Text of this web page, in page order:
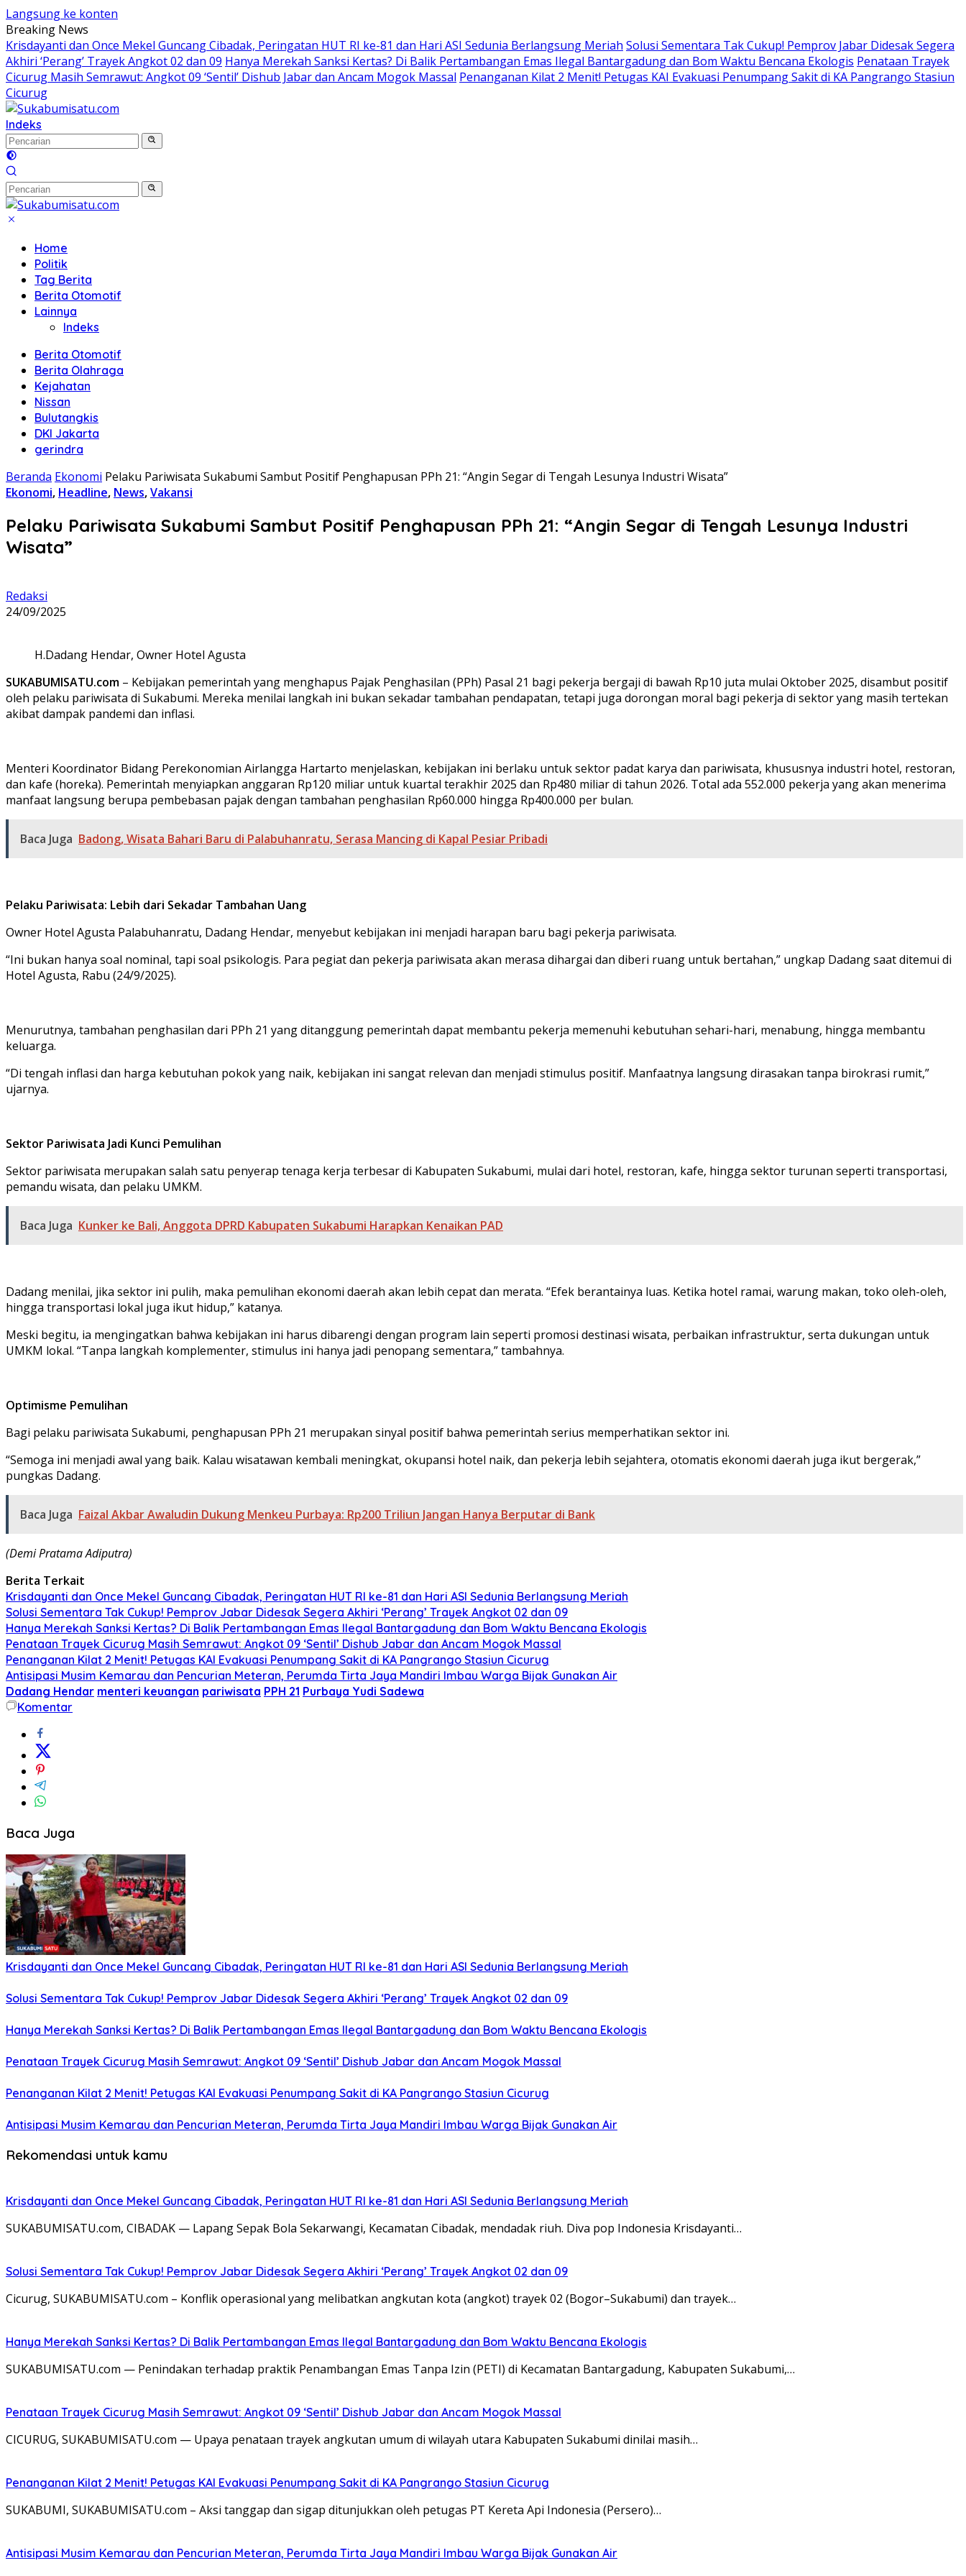
Langsung ke konten
Breaking News
Krisdayanti dan Once Mekel Guncang Cibadak, Peringatan HUT RI ke-81 dan Hari ASI Sedunia Berlangsung Meriah Solusi Sementara Tak Cukup! Pemprov Jabar Didesak Segera
Akhiri ‘Perang’ Trayek Angkot 02 dan 09 Hanya Merekah Sanksi Kertas? Di Balik Pertambangan Emas Ilegal Bantargadung dan Bom Waktu Bencana Ekologis Penataan Trayek
Cicurug Masih Semrawut: Angkot 09 ‘Sentil’ Dishub Jabar dan Ancam Mogok Massal Penanganan Kilat 2 Menit! Petugas KAI Evakuasi Penumpang Sakit di KA Pangrango Stasiun
Cicurug
Indeks
Home
Politik
Tag Berita
Berita Otomotif
Lainnya
Indeks
Berita Otomotif
Berita Olahraga
Kejahatan
Nissan
Bulutangkis
DKI Jakarta
gerindra
Beranda Ekonomi Pelaku Pariwisata Sukabumi Sambut Positif Penghapusan PPh 21: “Angin Segar di Tengah Lesunya Industri Wisata”
Ekonomi, Headline, News,Vakansi
Pelaku Pariwisata Sukabumi Sambut Positif Penghapusan PPh 21: “Angin Segar di Tengah Lesunya Industri
Wisata”
Redaksi
24/09/2025
H.Dadang Hendar, Owner Hotel Agusta
SUKABUMISATU.com – Kebijakan pemerintah yang menghapus Pajak Penghasilan (PPh) Pasal 21 bagi pekerja bergaji di bawah Rp10 juta mulai Oktober 2025, disambut positif
oleh pelaku pariwisata di Sukabumi. Mereka menilai langkah ini bukan sekadar tambahan pendapatan, tetapi juga dorongan moral bagi pekerja di sektor yang masih tertekan
akibat dampak pandemi dan inflasi.
Menteri Koordinator Bidang Perekonomian Airlangga Hartarto menjelaskan, kebijakan ini berlaku untuk sektor padat karya dan pariwisata, khususnya industri hotel, restoran,
dan kafe (horeka). Pemerintah menyiapkan anggaran Rp120 miliar untuk kuartal terakhir 2025 dan Rp480 miliar di tahun 2026. Total ada 552.000 pekerja yang akan menerima
manfaat langsung berupa pembebasan pajak dengan tambahan penghasilan Rp60.000 hingga Rp400.000 per bulan.
Baca Juga Badong, Wisata Bahari Baru di Palabuhanratu, Serasa Mancing di Kapal Pesiar Pribadi
Pelaku Pariwisata: Lebih dari Sekadar Tambahan Uang
Owner Hotel Agusta Palabuhanratu, Dadang Hendar, menyebut kebijakan ini menjadi harapan baru bagi pekerja pariwisata.
“Ini bukan hanya soal nominal, tapi soal psikologis. Para pegiat dan pekerja pariwisata akan merasa dihargai dan diberi ruang untuk bertahan,” ungkap Dadang saat ditemui di
Hotel Agusta, Rabu (24/9/2025).
Menurutnya, tambahan penghasilan dari PPh 21 yang ditanggung pemerintah dapat membantu pekerja memenuhi kebutuhan sehari-hari, menabung, hingga membantu
keluarga.
“Di tengah inflasi dan harga kebutuhan pokok yang naik, kebijakan ini sangat relevan dan menjadi stimulus positif. Manfaatnya langsung dirasakan tanpa birokrasi rumit,”
ujarnya.
Sektor Pariwisata Jadi Kunci Pemulihan
Sektor pariwisata merupakan salah satu penyerap tenaga kerja terbesar di Kabupaten Sukabumi, mulai dari hotel, restoran, kafe, hingga sektor turunan seperti transportasi,
pemandu wisata, dan pelaku UMKM.
Baca Juga Kunker ke Bali, Anggota DPRD Kabupaten Sukabumi Harapkan Kenaikan PAD
Dadang menilai, jika sektor ini pulih, maka pemulihan ekonomi daerah akan lebih cepat dan merata. “Efek berantainya luas. Ketika hotel ramai, warung makan, toko oleh-oleh,
hingga transportasi lokal juga ikut hidup,” katanya.
Meski begitu, ia mengingatkan bahwa kebijakan ini harus dibarengi dengan program lain seperti promosi destinasi wisata, perbaikan infrastruktur, serta dukungan untuk
UMKM lokal. “Tanpa langkah komplementer, stimulus ini hanya jadi penopang sementara,” tambahnya.
Optimisme Pemulihan
Bagi pelaku pariwisata Sukabumi, penghapusan PPh 21 merupakan sinyal positif bahwa pemerintah serius memperhatikan sektor ini.
“Semoga ini menjadi awal yang baik. Kalau wisatawan kembali meningkat, okupansi hotel naik, dan pekerja lebih sejahtera, otomatis ekonomi daerah juga ikut bergerak,”
pungkas Dadang.
Baca Juga Faizal Akbar Awaludin Dukung Menkeu Purbaya: Rp200 Triliun Jangan Hanya Berputar di Bank
(Demi Pratama Adiputra)
Berita Terkait
Krisdayanti dan Once Mekel Guncang Cibadak, Peringatan HUT RI ke-81 dan Hari ASI Sedunia Berlangsung Meriah
Solusi Sementara Tak Cukup! Pemprov Jabar Didesak Segera Akhiri ‘Perang’ Trayek Angkot 02 dan 09
Hanya Merekah Sanksi Kertas? Di Balik Pertambangan Emas Ilegal Bantargadung dan Bom Waktu Bencana Ekologis
Penataan Trayek Cicurug Masih Semrawut: Angkot 09 ‘Sentil’ Dishub Jabar dan Ancam Mogok Massal
Penanganan Kilat 2 Menit! Petugas KAI Evakuasi Penumpang Sakit di KA Pangrango Stasiun Cicurug
Antisipasi Musim Kemarau dan Pencurian Meteran, Perumda Tirta Jaya Mandiri Imbau Warga Bijak Gunakan Air
Dadang Hendar menteri keuangan pariwisata PPH 21 Purbaya Yudi Sadewa
Komentar
Baca Juga
Krisdayanti dan Once Mekel Guncang Cibadak, Peringatan HUT RI ke-81 dan Hari ASI Sedunia Berlangsung Meriah
Solusi Sementara Tak Cukup! Pemprov Jabar Didesak Segera Akhiri ‘Perang’ Trayek Angkot 02 dan 09
Hanya Merekah Sanksi Kertas? Di Balik Pertambangan Emas Ilegal Bantargadung dan Bom Waktu Bencana Ekologis
Penataan Trayek Cicurug Masih Semrawut: Angkot 09 ‘Sentil’ Dishub Jabar dan Ancam Mogok Massal
Penanganan Kilat 2 Menit! Petugas KAI Evakuasi Penumpang Sakit di KA Pangrango Stasiun Cicurug
Antisipasi Musim Kemarau dan Pencurian Meteran, Perumda Tirta Jaya Mandiri Imbau Warga Bijak Gunakan Air
Rekomendasi untuk kamu
Krisdayanti dan Once Mekel Guncang Cibadak, Peringatan HUT RI ke-81 dan Hari ASI Sedunia Berlangsung Meriah
SUKABUMISATU.com, CIBADAK — Lapang Sepak Bola Sekarwangi, Kecamatan Cibadak, mendadak riuh. Diva pop Indonesia Krisdayanti…
Solusi Sementara Tak Cukup! Pemprov Jabar Didesak Segera Akhiri ‘Perang’ Trayek Angkot 02 dan 09
​Cicurug, SUKABUMISATU.com – Konflik operasional yang melibatkan angkutan kota (angkot) trayek 02 (Bogor–Sukabumi) dan trayek…
Hanya Merekah Sanksi Kertas? Di Balik Pertambangan Emas Ilegal Bantargadung dan Bom Waktu Bencana Ekologis
SUKABUMISATU.com — Penindakan terhadap praktik Penambangan Emas Tanpa Izin (PETI) di Kecamatan Bantargadung, Kabupaten Sukabumi,…
Penataan Trayek Cicurug Masih Semrawut: Angkot 09 ‘Sentil’ Dishub Jabar dan Ancam Mogok Massal
CICURUG, SUKABUMISATU.com — Upaya penataan trayek angkutan umum di wilayah utara Kabupaten Sukabumi dinilai masih…
Penanganan Kilat 2 Menit! Petugas KAI Evakuasi Penumpang Sakit di KA Pangrango Stasiun Cicurug
SUKABUMI, SUKABUMISATU.com – Aksi tanggap dan sigap ditunjukkan oleh petugas PT Kereta Api Indonesia (Persero)…
Antisipasi Musim Kemarau dan Pencurian Meteran, Perumda Tirta Jaya Mandiri Imbau Warga Bijak Gunakan Air